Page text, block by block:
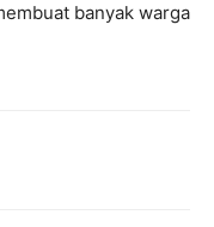
banyak warga